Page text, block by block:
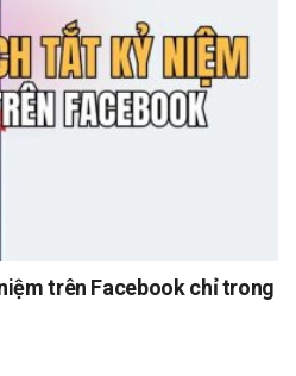
trên Facebook chỉ trong